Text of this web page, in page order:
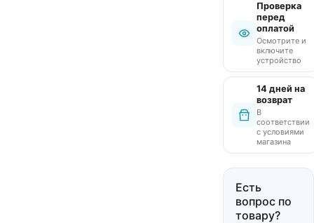
Проверка
перед
оплатой
Осмотрите и
включите
устройство
14 дней на
возврат
В
соответствии
с условиями
магазина
Есть
вопрос по
товару?